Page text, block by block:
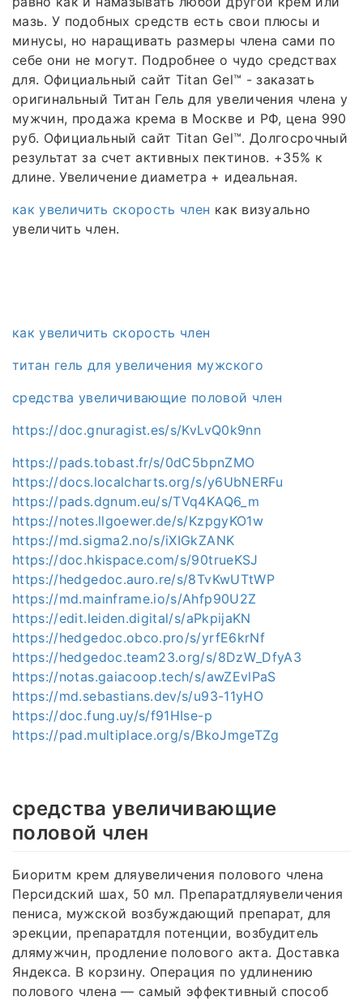
мазь. У подобных средств есть свои плюсы и
минусы, но наращивать размеры члена сами по
себе они не могут. Подробнее о чудо средствах
для. Официальный сайт Titan Gel™ - заказать
оригинальный Титан Гель для увеличения члена у
мужчин, продажа крема в Москве и РФ, цена 990
руб. Официальный сайт Titan Gel™. Долгосрочный
результат за счет активных пектинов. +35% к
длине. Увеличение диаметра + идеальная.
как увеличить скорость член как визуально
увеличить член.
как увеличить скорость член
титан гель для увеличения мужского
средства увеличивающие половой член
https://doc.gnuragist.es/s/KvLvQ0k9nn
https://pads.tobast.fr/s/0dC5bpnZMO
https://docs.localcharts.org/s/y6UbNERFu
https://pads.dgnum.eu/s/TVq4KAQ6_m
https://notes.llgoewer.de/s/KzpgyKO1w
https://md.sigma2.no/s/iXIGkZANK
https://doc.hkispace.com/s/90trueKSJ
https://hedgedoc.auro.re/s/8TvKwUTtWP
https://md.mainframe.io/s/Ahfp90U2Z
https://edit.leiden.digital/s/aPkpijaKN
https://hedgedoc.obco.pro/s/yrfE6krNf
https://hedgedoc.team23.org/s/8DzW_DfyA3
https://notas.gaiacoop.tech/s/awZEvlPaS
https://md.sebastians.dev/s/u93-11yHO
https://doc.fung.uy/s/f91HIse-p
https://pad.multiplace.org/s/BkoJmgeTZg
средства увеличивающие
половой член
Биоритм крем дляувеличения полового члена
Персидский шах, 50 мл. Препаратдляувеличения
пениса, мужской возбуждающий препарат, для
эрекции, препаратдля потенции, возбудитель
длямужчин, продление полового акта. Доставка
Яндекса. В корзину. Операция по удлинению
полового члена — самый эффективный способ